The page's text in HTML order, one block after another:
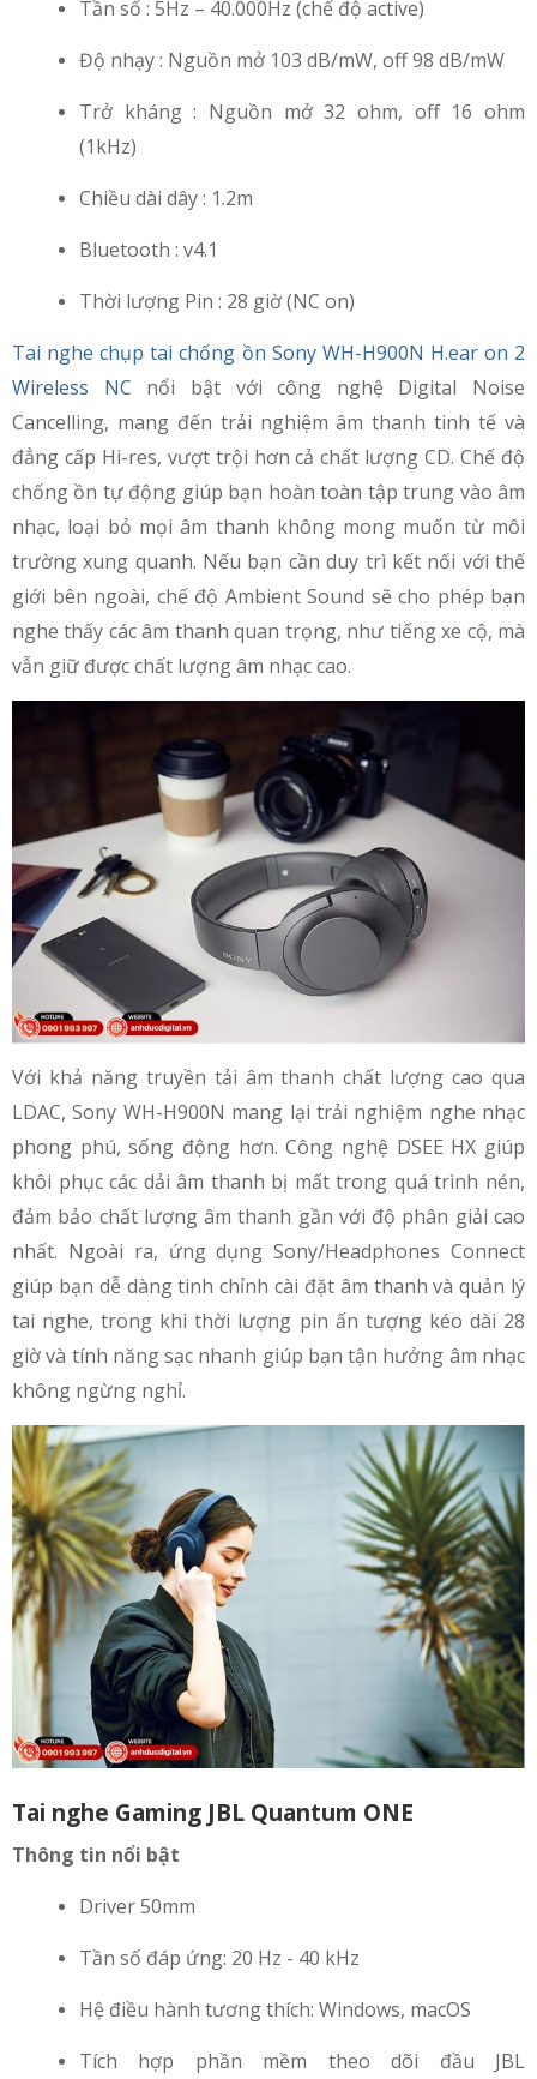
Tần số : 5Hz – 40.000Hz (chế độ active)
Độ nhạy : Nguồn mở 103 dB/mW, off 98 dB/mW
Trở kháng : Nguồn mở 32 ohm, off 16 ohm
(1kHz)
Chiều dài dây : 1.2m
Bluetooth : v4.1
Thời lượng Pin : 28 giờ (NC on)
Tai nghe chụp tai chống ồn Sony WH-H900N H.ear on 2
Wireless NC nổi bật với công nghệ Digital Noise
Cancelling, mang đến trải nghiệm âm thanh tinh tế và
đẳng cấp Hi-res, vượt trội hơn cả chất lượng CD. Chế độ
chống ồn tự động giúp bạn hoàn toàn tập trung vào âm
nhạc, loại bỏ mọi âm thanh không mong muốn từ môi
trường xung quanh. Nếu bạn cần duy trì kết nối với thế
giới bên ngoài, chế độ Ambient Sound sẽ cho phép bạn
nghe thấy các âm thanh quan trọng, như tiếng xe cộ, mà
vẫn giữ được chất lượng âm nhạc cao.
Với khả năng truyền tải âm thanh chất lượng cao qua
LDAC, Sony WH-H900N mang lại trải nghiệm nghe nhạc
phong phú, sống động hơn. Công nghệ DSEE HX giúp
khôi phục các dải âm thanh bị mất trong quá trình nén,
đảm bảo chất lượng âm thanh gần với độ phân giải cao
nhất. Ngoài ra, ứng dụng Sony/Headphones Connect
giúp bạn dễ dàng tinh chỉnh cài đặt âm thanh và quản lý
tai nghe, trong khi thời lượng pin ấn tượng kéo dài 28
giờ và tính năng sạc nhanh giúp bạn tận hưởng âm nhạc
không ngừng nghỉ.
Tai nghe Gaming JBL Quantum ONE
Thông tin nổi bật
Driver 50mm
Tần số đáp ứng: 20 Hz - 40 kHz
Hệ điều hành tương thích: Windows, macOS
Tích hợp phần mềm theo dõi đầu JBL